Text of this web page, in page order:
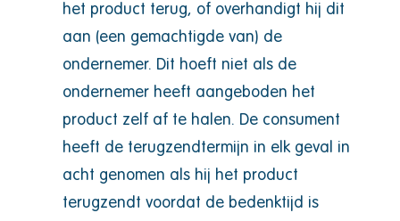
het product terug, of overhandigt hij dit
aan (een gemachtigde van) de
ondernemer. Dit hoeft niet als de
ondernemer heeft aangeboden het
product zelf af te halen. De consument
heeft de terugzendtermijn in elk geval in
acht genomen als hij het product
terugzendt voordat de bedenktijd is